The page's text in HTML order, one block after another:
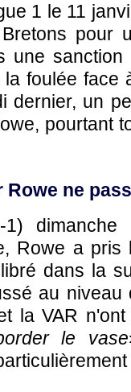
1 le 11
pour
une
foulée face
dernier, un
pourtant
ne
1)
Rowe a pris
dans la
au niveau
la VAR
le vase